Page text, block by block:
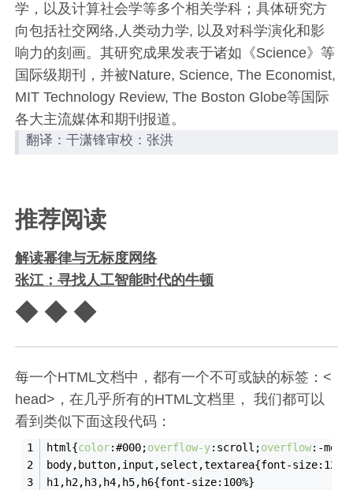
学，以及计算社会学等多个相关学科；具体研究方
向包括社交网络,人类动力学, 以及对科学演化和影
响力的刻画。其研究成果发表于诸如《Science》等
国际级期刊，并被Nature, Science, The Economist,
MIT Technology Review, The Boston Globe等国际
各大主流媒体和期刊报道。
翻译：干潇锋审校：张洪
推荐阅读
解读幂律与无标度网络
张江：寻找人工智能时代的牛顿
◆ ◆ ◆
每一个HTML文档中，都有一个不可或缺的标签：<
head>，在几乎所有的HTML文档里， 我们都可以
看到类似下面这段代码：
html{color:#000;overflow-y:scroll;overflow:-
body,button,input,select,textarea{font-
h1,h2,h3,h4,h5,h6{font-size:100%}